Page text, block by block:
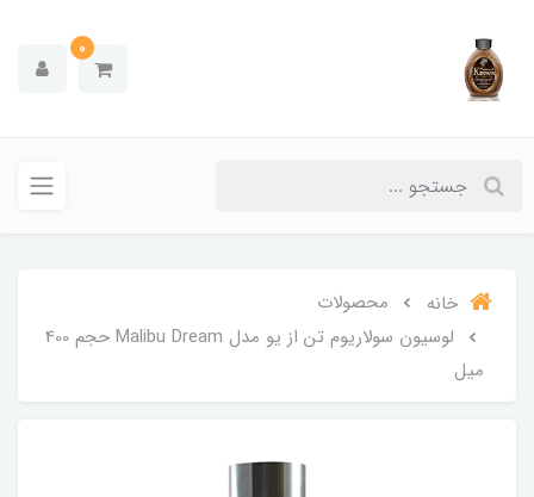
0
خانه
محصولات
لوسیون سولاریوم تن از یو مدل Malibu Dream حجم 400
میل